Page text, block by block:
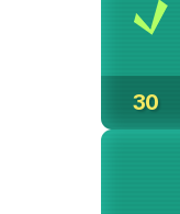
30